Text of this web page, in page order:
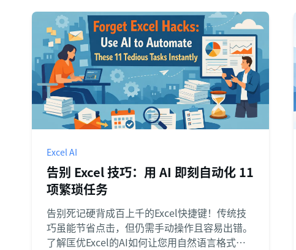
Excel AI
告别 Excel 技巧：用 AI 即刻自动化 11
项繁琐任务
告别死记硬背成百上千的Excel快捷键！传统技
巧虽能节省点击，但仍需手动操作且容易出错。
了解匡优Excel的AI如何让您用自然语言格式化